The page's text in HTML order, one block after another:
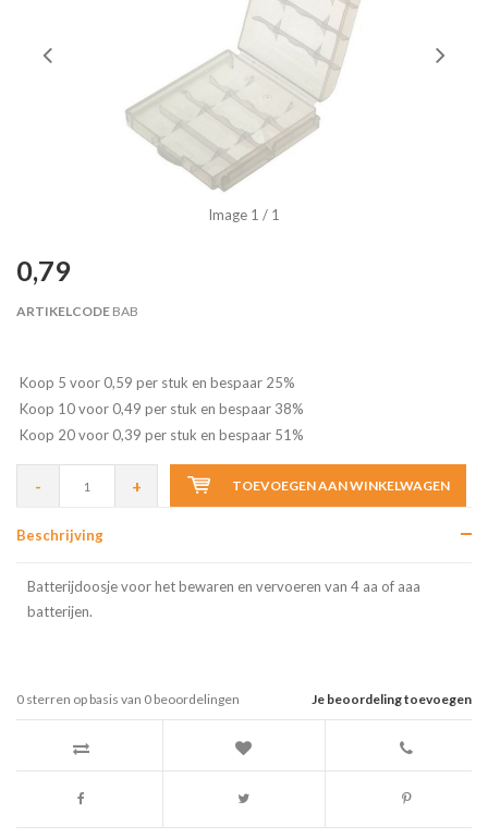
Image 1 / 1
0,79
ARTIKELCODE BAB
Koop 5 voor 0,59 per stuk en bespaar 25%
Koop 10 voor 0,49 per stuk en bespaar 38%
Koop 20 voor 0,39 per stuk en bespaar 51%
- + TOEVOEGEN AAN WINKELWAGEN
Beschrijving
Batterijdoosje voor het bewaren en vervoeren van 4 aa of aaa
batterijen.
Je beoordeling toevoegen
0 sterren op basis van 0 beoordelingen